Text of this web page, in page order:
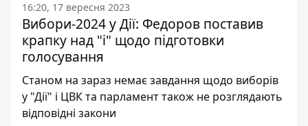
16:20, 17 вересня 2023
Вибори-2024 у Дії: Федоров поставив
крапку над "і" щодо підготовки
голосування
Станом на зараз немає завдання щодо виборів
у "Дії" і ЦВК та парламент також не розглядають
відповідні закони